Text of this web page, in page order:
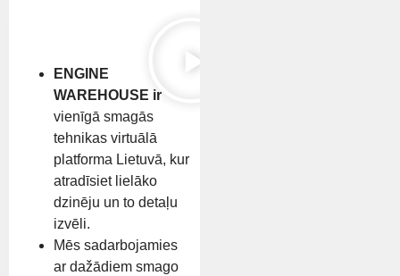
ENGINE
WAREHOUSE ir
vienīgā smagās
tehnikas virtuālā
platforma Lietuvā, kur
atradīsiet lielāko
dzinēju un to detaļu
izvēli.
Mēs sadarbojamies
ar dažādiem smago